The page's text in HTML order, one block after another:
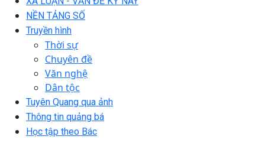
NỀN TẢNG SỐ
Truyền hình
Thời sự
Chuyên đề
Văn nghệ
Dân tộc
Tuyên Quang qua ảnh
Thông tin quảng bá
Học tập theo Bác